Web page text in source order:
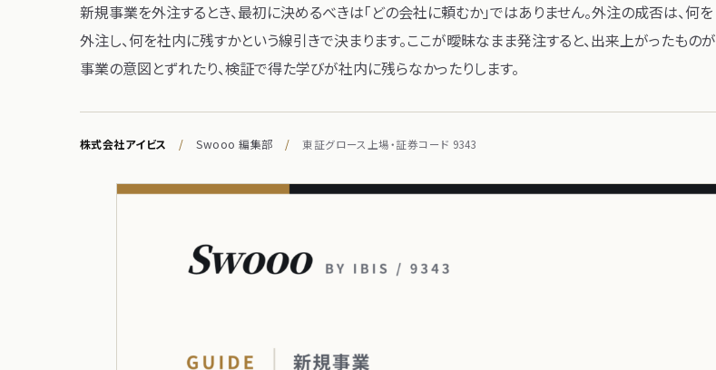
新規事業を​外注する​とき、​最初に​決めるべきは​「どの​会社に​頼むか」では​ありません。​外注の​成否は、​何を​
外注し、​何を​社内に​残すかと​いう​線引きで​決まります。​ここが​曖昧なまま​発注すると、​出来​上がった​ものが​
事業の​意図とずれたり、​検証で​得た​学びが​社内に​残らなかったりします。
株式会社アイビス / Swooo 編集部 / 東証グロース上場・証券コード 9343